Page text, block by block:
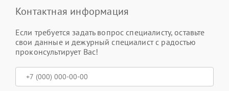
Контактная информация
Если требуется задать вопрос специалисту, оставьте
свои данные и дежурный специалист с радостью
проконсультирует Вас!